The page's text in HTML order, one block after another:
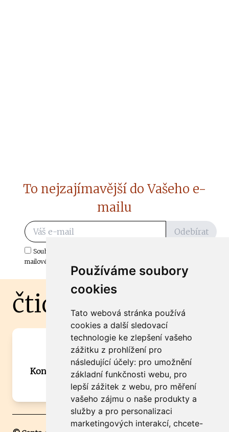
Používáme soubory
cookies
Tato webová stránka používá
cookies a další sledovací
technologie ke zlepšení vašeho
zážitku z prohlížení pro
následující účely: pro umožnění
základní funkčnosti webu, pro
lepší zážitek z webu, pro měření
vašeho zájmu o naše produkty a
služby a pro personalizaci
marketingových interakcí, chcete-
To nejzajímavější do Vašeho e-
mailu
Odebírat
Souhlasím s odběrem důležitých zpráv ze ČtiDoma.cz do mé e-
mailové schránky.
čtidoma.cz
Máte zajímavou informaci? Chcete
spolupracovat?
Kontaktujte šéfredaktora Martina Chalupu:
chalupa@ctidoma.cz